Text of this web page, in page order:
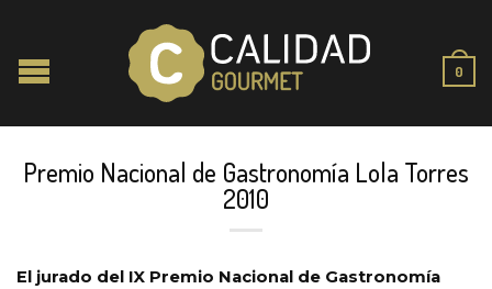
0
Premio Nacional de Gastronomía Lola Torres
2010
El jurado del IX Premio Nacional de Gastronomía